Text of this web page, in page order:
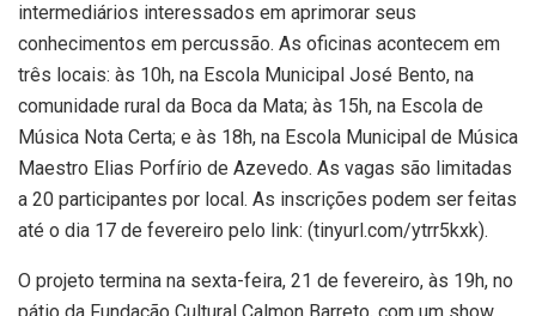
intermediários interessados em aprimorar seus
conhecimentos em percussão. As oficinas acontecem em
três locais: às 10h, na Escola Municipal José Bento, na
comunidade rural da Boca da Mata; às 15h, na Escola de
Música Nota Certa; e às 18h, na Escola Municipal de Música
Maestro Elias Porfírio de Azevedo. As vagas são limitadas
a 20 participantes por local. As inscrições podem ser feitas
até o dia 17 de fevereiro pelo link: (tinyurl.com/ytrr5kxk).
O projeto termina na sexta-feira, 21 de fevereiro, às 19h, no